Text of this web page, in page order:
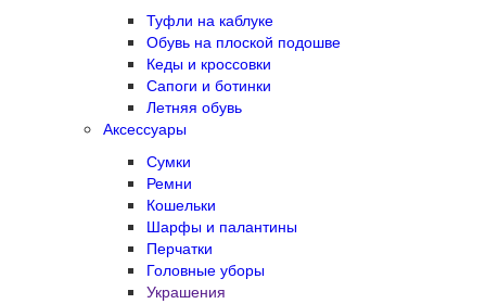
Туфли на каблуке
Обувь на плоской подошве
Кеды и кроссовки
Сапоги и ботинки
Летняя обувь
Аксессуары
Сумки
Ремни
Кошельки
Шарфы и палантины
Перчатки
Головные уборы
Украшения